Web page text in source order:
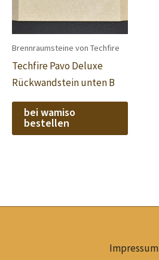
Brennraumsteine von Techfire
Techfire Pavo Deluxe
Rückwandstein unten B
bei wamiso
bestellen
Impressum